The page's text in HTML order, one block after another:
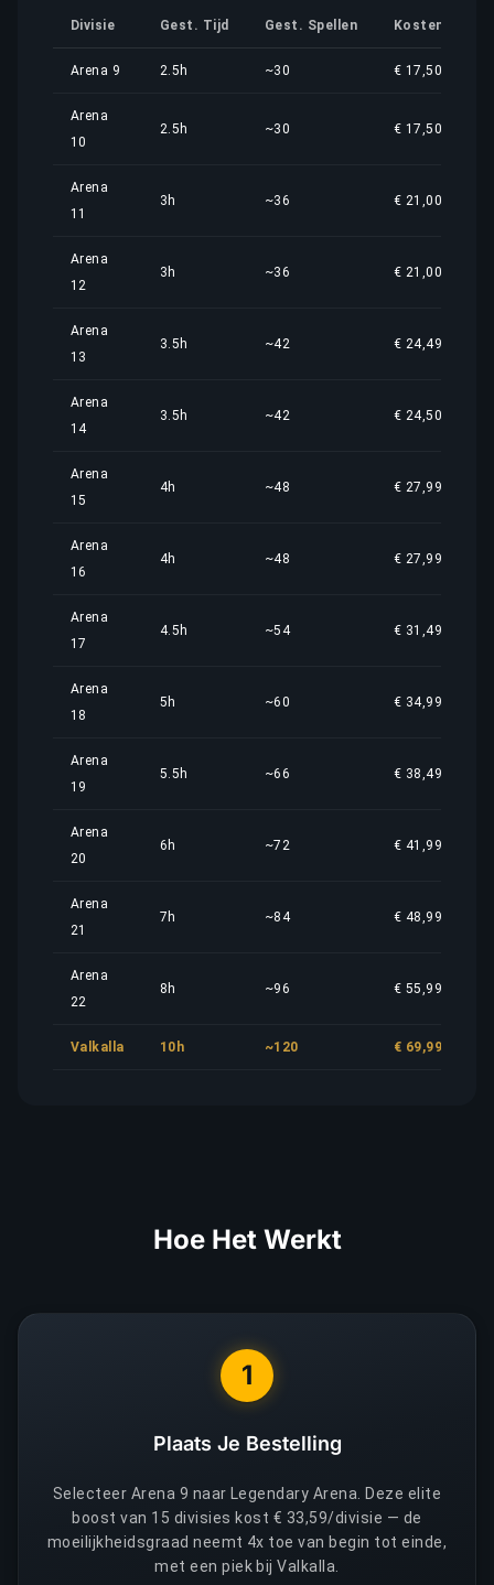
Divisie Gest. Tijd Gest. Spellen
Arena 9 2.5h ~30 € 17,50
Arena
10
2.5h ~30 € 17,50
Arena
11
3h ~36 € 21,00
Arena
12
3h ~36 € 21,00
Arena
13
3.5h ~42 € 24,49
Arena
14
3.5h ~42 € 24,50
Arena
15
4h ~48 € 27,99
Arena
16
4h ~48 € 27,99
Arena
17
4.5h ~54 € 31,49
Arena
18
5h ~60 € 34,99
Arena
19
5.5h ~66 € 38,49
Arena
20
6h ~72 € 41,99
Arena
21
7h ~84 € 48,99
Arena
22
8h ~96 € 55,99
Valkalla 10h ~120 € 69,99
Hoe Het Werkt
1
Plaats Je Bestelling
Selecteer Arena 9 naar Legendary Arena. Deze elite
boost van 15 divisies kost € 33,59/divisie — de
moeilijkheidsgraad neemt 4x toe van begin tot einde,
met een piek bij Valkalla.